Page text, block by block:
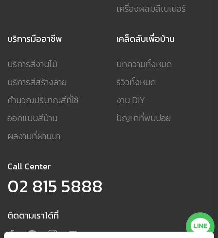
เครื่องผสมสีเบเยอร์
บริการมืออาชีพ
บริการสีงานไม้
บริการสีสร้างลาย
คำนวณปริมาณสีที่ใช้
ออกแบบสีบ้าน
ผลงานที่ผ่านมา
เคล็ดลับเพื่อบ้าน
บทความทั้งหมด
รีวิวทั้งหมด
งาน DIY
ปัญหาที่พบบ่อย
Call Center
02 815 5888
ติดตามเราได้ที่